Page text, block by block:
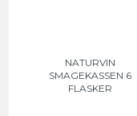
NATURVIN
SMAGEKASSEN 6
FLASKER